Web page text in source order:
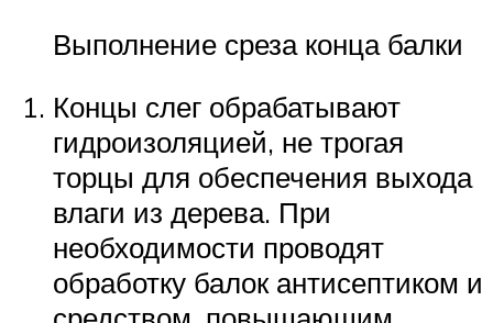
Выполнение среза конца балки
Концы слег обрабатывают
гидроизоляцией, не трогая
торцы для обеспечения выхода
влаги из дерева. При
необходимости проводят
обработку балок антисептиком и